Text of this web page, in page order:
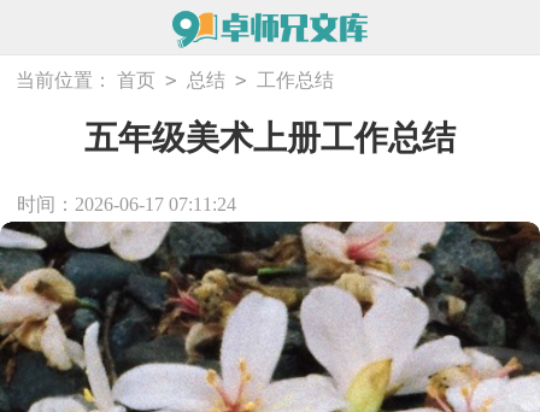
当前位置： 首页 > 总结 > 工作总结
五年级美术上册工作总结
时间：2026-06-17 07:11:24